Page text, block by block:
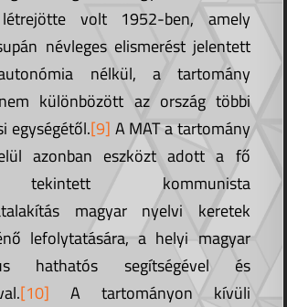
létrejötte volt 1952-ben, amely
névleges elismerést jelentett
nélkül, a tartomány
különbözött az ország többi
egységétől.[9] A MAT a tartomány
azonban eszközt adott a fő
kommunista
magyar nyelvi keretek
lefolytatására, a helyi magyar
hathatós segítségével és
[10] A tartományon kívüli